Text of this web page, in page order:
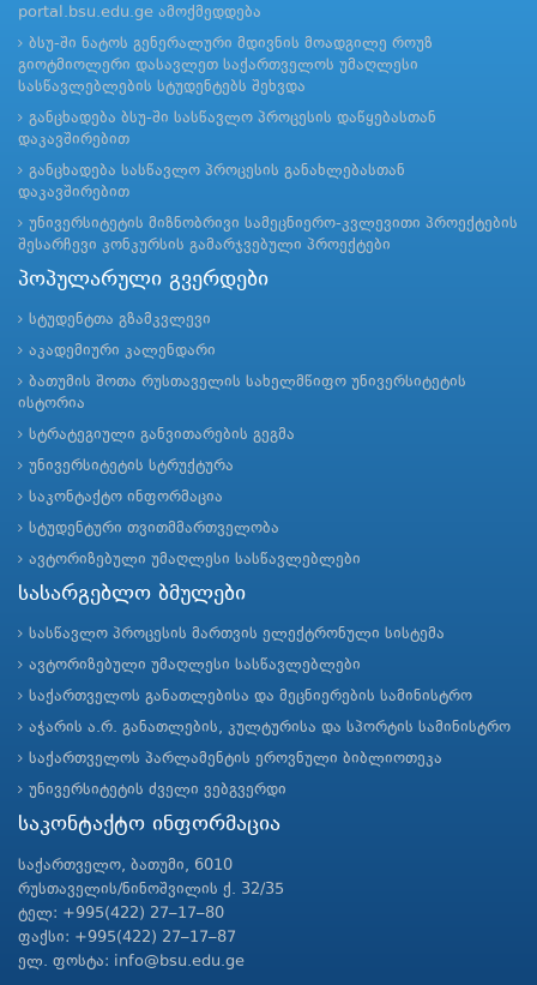
portal.bsu.edu.ge ამოქმედდება
ბსუ-ში ნატოს გენერალური მდივნის მოადგილე როუზ
გიოტმიოლერი დასავლეთ საქართველოს უმაღლესი
სასწავლებლების სტუდენტებს შეხვდა
განცხადება ბსუ-ში სასწავლო პროცესის დაწყებასთან
დაკავშირებით
განცხადება სასწავლო პროცესის განახლებასთან
დაკავშირებით
უნივერსიტეტის მიზნობრივი სამეცნიერო-კვლევითი პროექტების
შესარჩევი კონკურსის გამარჯვებული პროექტები
პოპულარული გვერდები
სტუდენტთა გზამკვლევი
აკადემიური კალენდარი
ბათუმის შოთა რუსთაველის სახელმწიფო უნივერსიტეტის
ისტორია
სტრატეგიული განვითარების გეგმა
უნივერსიტეტის სტრუქტურა
საკონტაქტო ინფორმაცია
სტუდენტური თვითმმართველობა
ავტორიზებული უმაღლესი სასწავლებლები
სასარგებლო ბმულები
სასწავლო პროცესის მართვის ელექტრონული სისტემა
ავტორიზებული უმაღლესი სასწავლებლები
საქართველოს განათლებისა და მეცნიერების სამინისტრო
აჭარის ა.რ. განათლების, კულტურისა და სპორტის სამინისტრო
საქართველოს პარლამენტის ეროვნული ბიბლიოთეკა
უნივერსიტეტის ძველი ვებგვერდი
საკონტაქტო ინფორმაცია
საქართველო, ბათუმი, 6010
რუსთაველის/ნინოშვილის ქ. 32/35
ტელ: +995(422) 27–17–80
ფაქსი: +995(422) 27–17–87
ელ. ფოსტა: info@bsu.edu.ge